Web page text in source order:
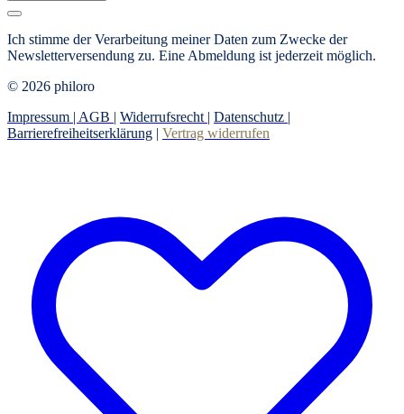
Ich stimme der Verarbeitung meiner Daten zum Zwecke der
Newsletterversendung zu. Eine Abmeldung ist jederzeit möglich.
© 2026 philoro
Impressum | AGB | Widerrufsrecht | Datenschutz |
Barrierefreiheitserklärung | Vertrag widerrufen